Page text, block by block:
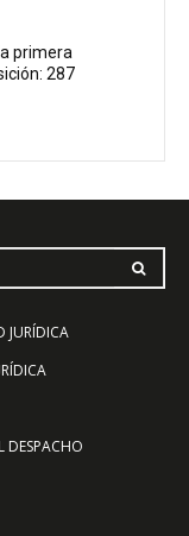
primera
287
JURÍDICA
DESPACHO